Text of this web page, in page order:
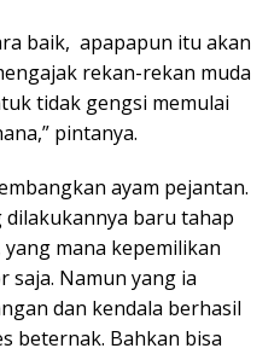
baik, apapapun itu akan
rekan-rekan muda
tidak gengsi memulai
pintanya.
ayam pejantan.
dilakukannya baru tahap
mana kepemilikan
saja. Namun yang ia
dan kendala berhasil
beternak. Bahkan bisa